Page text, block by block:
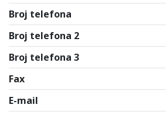
Broj telefona
Broj telefona 2
Broj telefona 3
Fax
E-mail